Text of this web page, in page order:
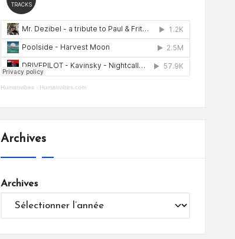
Humanvibes· Humanvibes.com
Archives
Archives